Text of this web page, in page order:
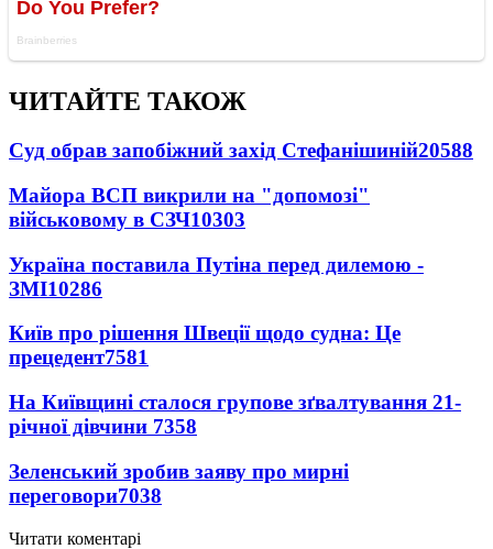
ЧИТАЙТЕ ТАКОЖ
Суд обрав запобіжний захід Стефанішиній20588
Майора ВСП викрили на "допомозі"
військовому в СЗЧ10303
Україна поставила Путіна перед дилемою -
ЗМІ10286
Київ про рішення Швеції щодо судна: Це
прецедент7581
На Київщині сталося групове зґвалтування 21-
річної дівчини 7358
Зеленський зробив заяву про мирні
переговори7038
Читати коментарі